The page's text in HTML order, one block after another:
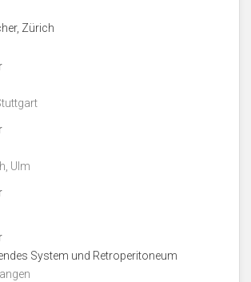
Zürich
Ulm
System und Retroperitoneum